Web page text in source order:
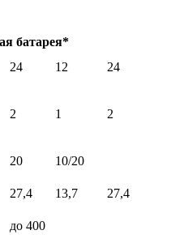
батарея*
24 12
24
2 1 2
20
10/20
27,4 13,7
27,4
до 400